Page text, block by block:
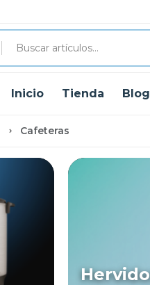
Inicio Tienda Blog
Cafeteras